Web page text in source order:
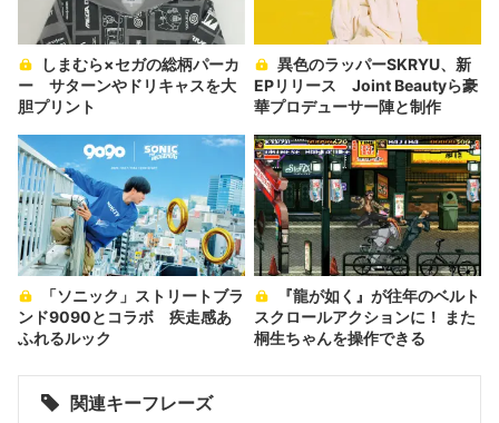
ー サターンやドリキャスを大
胆プリント
EPリリース Joint Beautyら豪
華プロデューサー陣と制作
ンド9090とコラボ 疾走感あ
ふれるルック
スクロールアクションに！ また
桐生ちゃんを操作できる
関連キーフレーズ